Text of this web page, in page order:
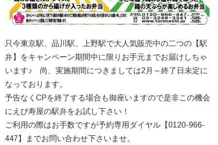
只今東京駅、品川駅、上野駅で大人気販売中の二つの【駅
弁】をキャンペーン期間中に限りお手元までお届けしちゃ
います♪ 尚、実施期間につきましては2月～終了日未定に
なっております。
予告なくCPを終了する場合も御座いますので是非この機会
にえび寿屋の駅弁をお試し下さい！
ご利用の際はお手数ですが予約専用ダイヤル【0120-966-
447】までお問い合わせ下さいませ。